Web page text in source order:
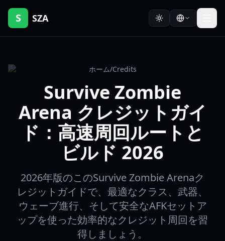
S SZA
ホーム/Credits
Survive Zombie
Arena クレジットガイ
ド：高速周回ルートと
ビルド 2026
2026年版のこのSurvive Zombie Arenaク
レジットガイドで、最適なクラス、武器、
ウェーブ進行、そして安全なAFKセットア
ップを使った効率的なクレジット周回を習
得しましょう。